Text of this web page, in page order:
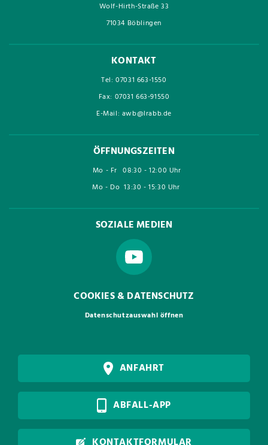
Wolf-Hirth-Straße 33
71034 Böblingen
KONTAKT
Tel: 07031 663-1550
Fax: 07031 663-91550
E-Mail: awb@lrabb.de
ÖFFNUNGSZEITEN
Mo - Fr 08:30 - 12:00 Uhr
Mo - Do 13:30 - 15:30 Uhr
SOZIALE MEDIEN
COOKIES & DATENSCHUTZ
Datenschutzauswahl öffnen
ANFAHRT
ABFALL-APP